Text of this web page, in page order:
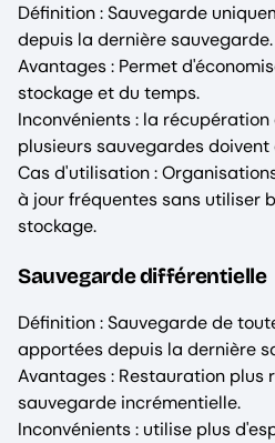
Définition : Sauvegarde
depuis la dernière sauvegarde.
Avantages : Permet
stockage et du temps.
Inconvénients : la
plusieurs sauvegardes
Cas d'utilisation :
à jour fréquentes sans utiliser
stockage.
Sauvegarde différentielle
Définition : Sauvegarde de
apportées depuis la dernière
Avantages : Restauration plus
sauvegarde incrémentielle.
Inconvénients : utilise plus